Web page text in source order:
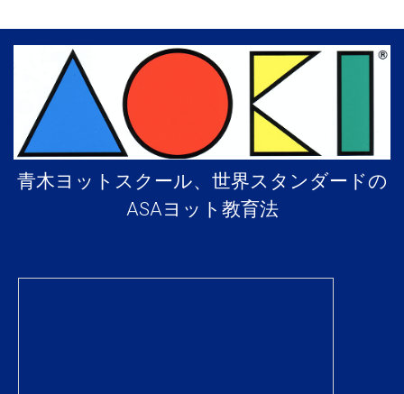
青木ヨットスクール、世界スタンダードの
ASAヨット教育法